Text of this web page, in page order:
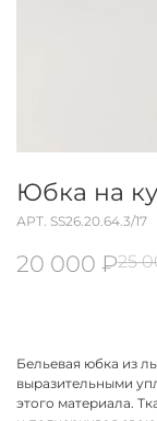
Юбка на
АРТ. SS26.20.64.3/17
20 000 ₽25
Бельевая юбка из
выразительными
этого материала.